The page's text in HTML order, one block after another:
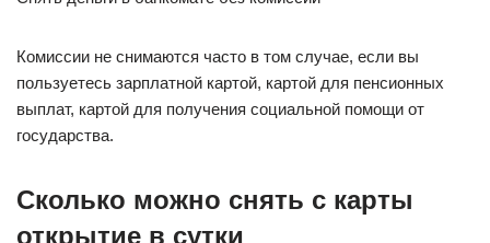
Комиссии не снимаются часто в том случае, если вы
пользуетесь зарплатной картой, картой для пенсионных
выплат, картой для получения социальной помощи от
государства.
Сколько можно снять с карты
открытие в сутки